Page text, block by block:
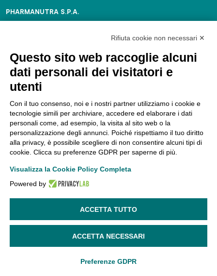
PHARMANUTRA S.P.A.
C.F. / P.Iva / Reg. Impr. 01679440501
Cap. Soc. € 1.123.097,70 I.V.
REA 146259
Prodotti
Apportal®
Apportal® Vital
Apportal® Boost
Scopri
Tecnologia
Blog
Contatti
Rifiuta cookie non necessari ✕
Questo sito web raccoglie alcuni
dati personali dei visitatori e
utenti
Con il tuo consenso, noi e i nostri partner utilizziamo i cookie e
tecnologie simili per archiviare, accedere ed elaborare i dati
personali come, ad esempio, la visita al sito web o la
personalizzazione degli annunci. Poiché rispettiamo il tuo diritto
alla privacy, è possibile scegliere di non consentire alcuni tipi di
cookie. Clicca su preferenze GDPR per saperne di più.
Visualizza la Cookie Policy Completa
Powered by
ACCETTA TUTTO
ACCETTA NECESSARI
Preferenze GDPR